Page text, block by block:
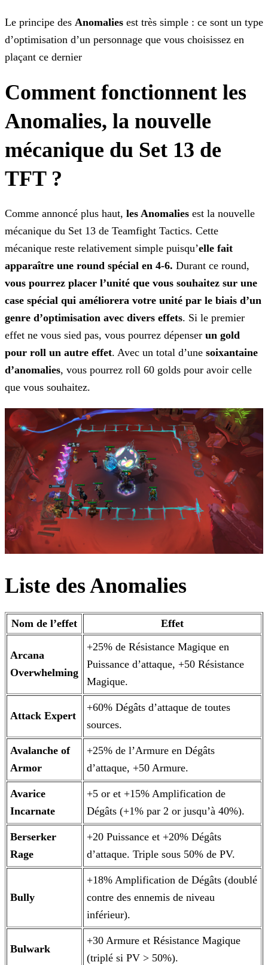
Le principe des Anomalies est très simple : ce sont un type
d’optimisation d’un personnage que vous choisissez en
plaçant ce dernier
Comment fonctionnent les
Anomalies, la nouvelle
mécanique du Set 13 de
TFT ?
Comme annoncé plus haut, les Anomalies est la nouvelle
mécanique du Set 13 de Teamfight Tactics. Cette
mécanique reste relativement simple puisqu’elle fait
apparaître une round spécial en 4-6. Durant ce round,
vous pourrez placer l’unité que vous souhaitez sur une
case spécial qui améliorera votre unité par le biais d’un
genre d’optimisation avec divers effets. Si le premier
effet ne vous sied pas, vous pourrez dépenser un gold
pour roll un autre effet. Avec un total d’une soixantaine
d’anomalies, vous pourrez roll 60 golds pour avoir celle
que vous souhaitez.
Liste des Anomalies
Nom de l’effet Effet
Arcana
Overwhelming
+25% de Résistance Magique en
Puissance d’attaque, +50 Résistance
Magique.
Attack Expert
+60% Dégâts d’attaque de toutes
sources.
Avalanche of
Armor
+25% de l’Armure en Dégâts
d’attaque, +50 Armure.
Avarice
Incarnate
+5 or et +15% Amplification de
Dégâts (+1% par 2 or jusqu’à 40%).
Berserker
Rage
+20 Puissance et +20% Dégâts
d’attaque. Triple sous 50% de PV.
Bully
+18% Amplification de Dégâts (doublé
contre des ennemis de niveau
inférieur).
Bulwark
+30 Armure et Résistance Magique
(triplé si PV > 50%).